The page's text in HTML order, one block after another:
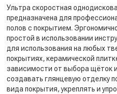
Ультра скоростная
предназначена для
полов с покрытием.
простой в использовании
для использования на любых
покрытиях, керамической
зависимости от выбора щёток
создавать глянцевую отделку
вида покрытия, укреплять и